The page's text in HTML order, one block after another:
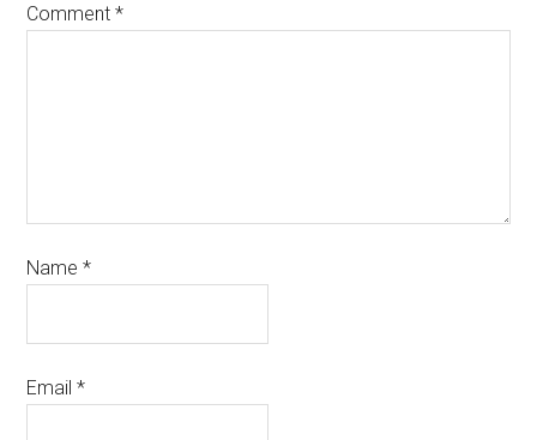
Comment*
Name*
Email*